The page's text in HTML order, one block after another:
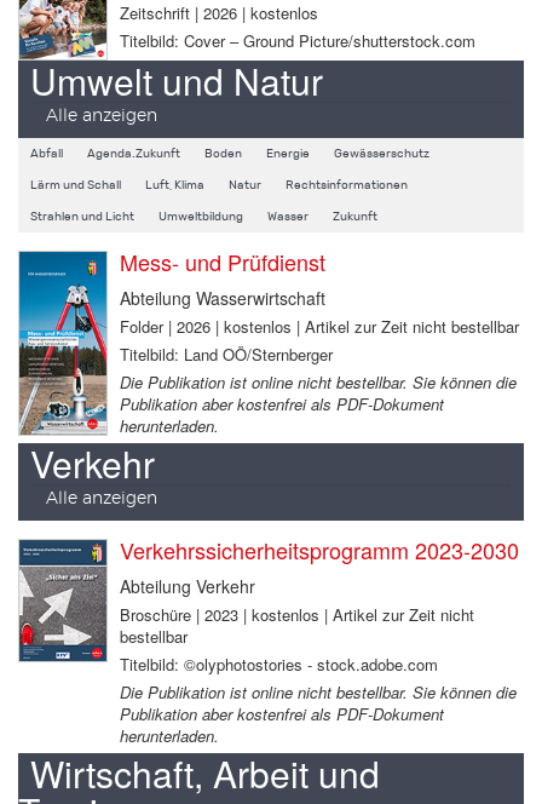
Zeitschrift | 2026 | kostenlos
Titelbild: Cover – Ground Picture/shutterstock.com
Umwelt und Natur
Alle anzeigen
Abfall Agenda.Zukunft Boden Energie Gewässerschutz
Lärm und Schall Luft, Klima Natur Rechtsinformationen
Strahlen und Licht Umweltbildung Wasser Zukunft
Mess- und Prüfdienst
Abteilung Wasserwirtschaft
Folder | 2026 | kostenlos | Artikel zur Zeit nicht bestellbar
Titelbild: Land OÖ/Sternberger
Die Publikation ist online nicht bestellbar. Sie können die
Publikation aber kostenfrei als PDF-Dokument
herunterladen.
Verkehr
Alle anzeigen
Verkehrssicherheitsprogramm 2023-2030
Abteilung Verkehr
Broschüre | 2023 | kostenlos | Artikel zur Zeit nicht
bestellbar
Titelbild: ©olyphotostories - stock.adobe.com
Die Publikation ist online nicht bestellbar. Sie können die
Publikation aber kostenfrei als PDF-Dokument
herunterladen.
Wirtschaft, Arbeit und